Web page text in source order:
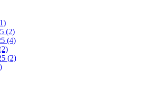
(2)
(4)
(2)